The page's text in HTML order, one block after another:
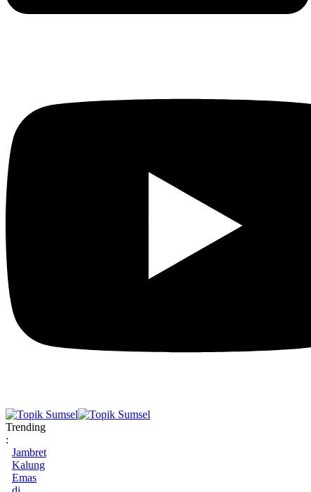
Trending
:
Jambret
Kalung
Emas